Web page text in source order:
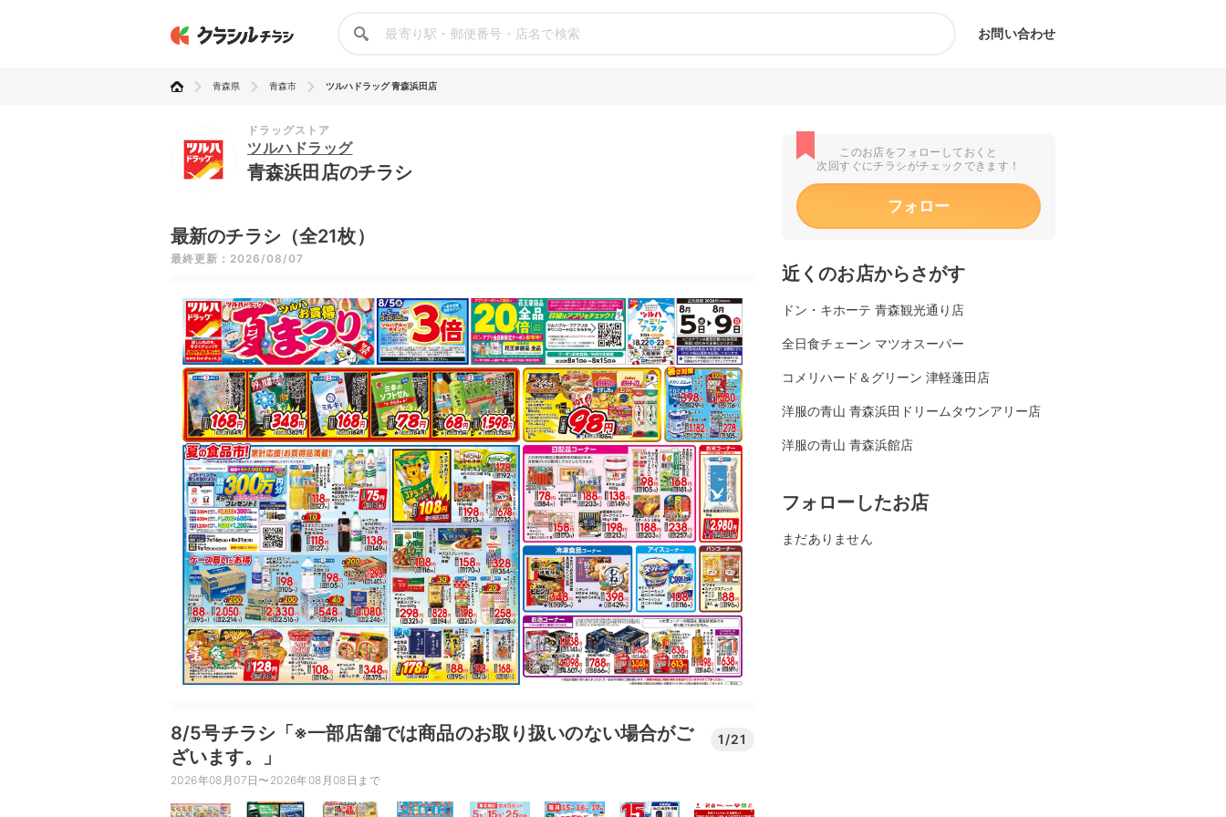
お問い合わせ
青森県 青森市 ツルハドラッグ 青森浜田店
ドラッグストア
ツルハドラッグ
青森浜田店のチラシ
最新のチラシ（全21枚）
最終更新：2026/08/07
8/5号チラシ「※一部店舗では商品のお取り扱いのない場合がご
ざいます。」
1/21
2026年08月07日〜2026年08月08日まで
このお店をフォローしておくと
次回すぐにチラシがチェックできます！
フォロー
近くのお店からさがす
ドン・キホーテ 青森観光通り店
全日食チェーン マツオスーパー
コメリハード＆グリーン 津軽蓬田店
洋服の青山 青森浜田ドリームタウンアリー店
洋服の青山 青森浜館店
フォローしたお店
まだありません